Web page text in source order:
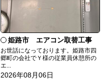
姫路市 エアコン取替工事
お世話になっております。姫路市四
郷町の会社でＹ様の従業員休憩所の
エ...
2026年08月06日